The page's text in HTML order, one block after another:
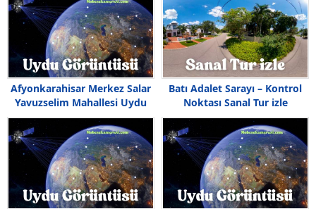
Afyonkarahisar Merkez Salar
Yavuzselim Mahallesi Uydu
Görüntüsü
Batı Adalet Sarayı – Kontrol
Noktası Sanal Tur izle